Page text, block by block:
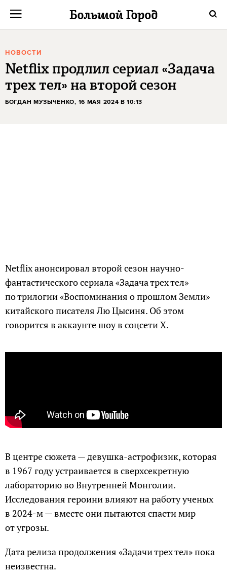
НОВОСТИ
Netflix продлил сериал «Задача
трех тел» на второй сезон
БОГДАН МУЗЫЧЕНКО, 16 МАЯ 2024 В 10:13
Netflix анонсировал второй сезон научно-
фантастического сериала «Задача трех тел»
по трилогии «Воспоминания о прошлом Земли»
китайского писателя Лю Цысиня. Об этом
говорится в аккаунте шоу в соцсети X.
В центре сюжета — девушка-астрофизик, которая
в 1967 году устраивается в сверхсекретную
лабораторию во Внутренней Монголии.
Исследования героини влияют на работу ученых
в 2024-м — вместе они пытаются спасти мир
от угрозы.
Дата релиза продолжения «Задачи трех тел» пока
неизвестна.